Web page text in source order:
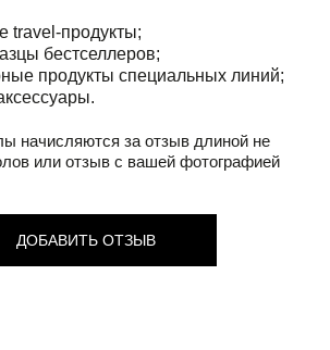
travel-продукты;
бестселлеров;
продукты специальных линий;
начисляются за отзыв длиной не
или отзыв с вашей фотографией
ДОБАВИТЬ ОТЗЫВ